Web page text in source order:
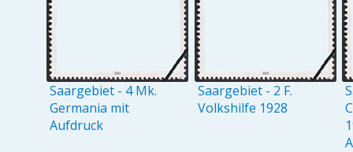
Saargebiet - 4 Mk.
Germania mit
Aufdruck
Saargebiet - 2 F.
Volkshilfe 1928